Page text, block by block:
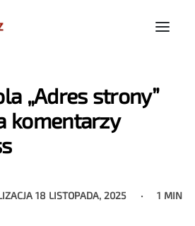
„Adres strony”
komentarzy
18 LISTOPADA, 2025 1 MIN